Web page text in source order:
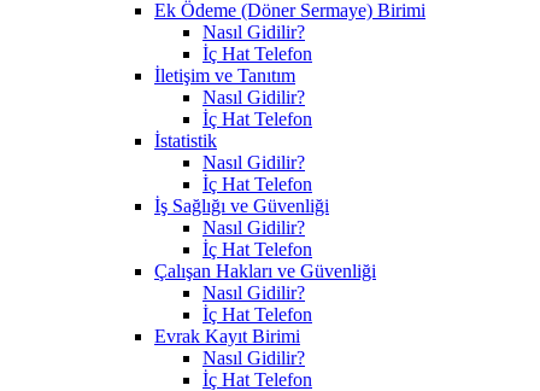
Ek Ödeme (Döner Sermaye) Birimi
Nasıl Gidilir?
İç Hat Telefon
İletişim ve Tanıtım
Nasıl Gidilir?
İç Hat Telefon
İstatistik
Nasıl Gidilir?
İç Hat Telefon
İş Sağlığı ve Güvenliği
Nasıl Gidilir?
İç Hat Telefon
Çalışan Hakları ve Güvenliği
Nasıl Gidilir?
İç Hat Telefon
Evrak Kayıt Birimi
Nasıl Gidilir?
İç Hat Telefon